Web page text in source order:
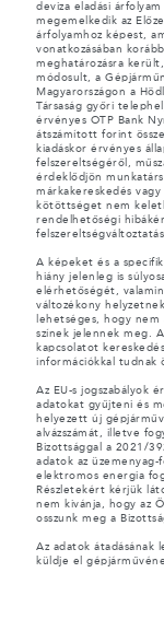
deviza eladási
megemelkedik az
árfolyamhoz képest,
vonatkozásában
meghatározásra
módosult, a
Magyarországon a
Társaság győri
érvényes OTP Bank
átszámított forint
kiadáskor érvényes
felszereltségéről,
érdeklődjön
márkakereskedés
kötöttséget nem
rendelhetőségi
A képeket és a
hiány jelenleg is
elérhetőségét,
változékony
lehetséges, hogy
színek jelennek meg.
kapcsolatot
információkkal tudnak
Az EU-s jogszabályok
adatokat gyűjteni és
helyezett új
alvázszámát, illetve
Bizottsággal a 2021/
adatok az üzemenyag-
elektromos energia
Részletekért kérjük
nem kivánja, hogy az
osszunk meg a
Az adatok átadásának
küldje el